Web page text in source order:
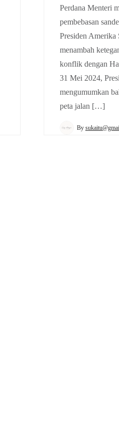
Perdana Menteri
pembebasan
Presiden Amerika
menambah
konflik dengan
31 Mei 2024,
mengumumkan
peta jalan […]
By